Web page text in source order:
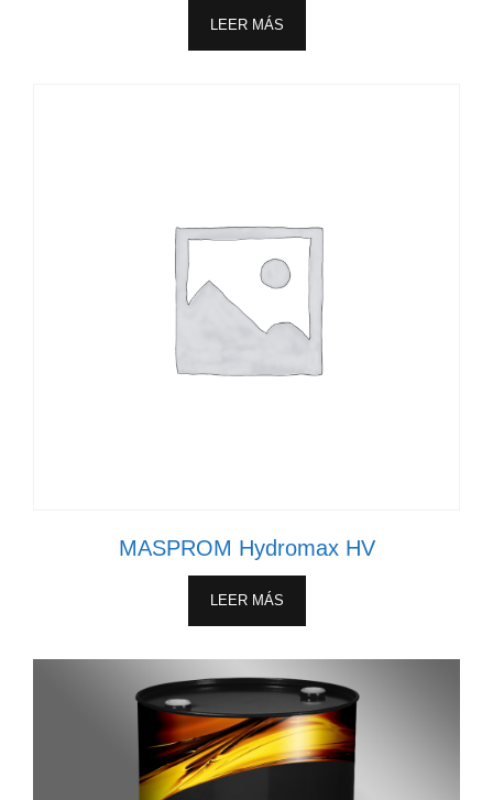
LEER MÁS
MASPROM Hydromax HV
LEER MÁS